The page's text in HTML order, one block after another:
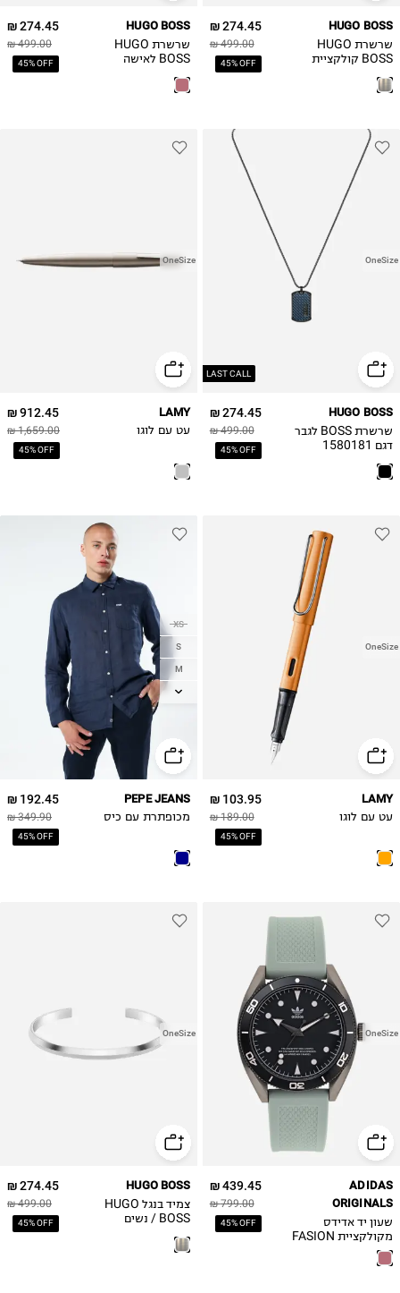
274.45 ₪
499.00 ₪
45% OFF
HUGO BOSS
שרשרת HUGO
BOSS קולקציית
274.45 ₪
499.00 ₪
45% OFF
HUGO BOSS
שרשרת HUGO
BOSS לאישה
LAST CALL
OneSize
274.45 ₪
499.00 ₪
45% OFF
HUGO BOSS
שרשרת BOSS לגבר
דגם 1580181
OneSize
912.45 ₪
1,659.00 ₪
45% OFF
LAMY
עט עם לוגו
OneSize
103.95 ₪
189.00 ₪
45% OFF
LAMY
עט עם לוגו
XS
S
M
L
192.45 ₪
349.90 ₪
45% OFF
PEPE JEANS
מכופתרת עם כיס
OneSize
439.45 ₪
799.00 ₪
45% OFF
ADIDAS
ORIGINALS
שעון יד אדידס
מקולקציית FASION
OneSize
274.45 ₪
499.00 ₪
45% OFF
HUGO BOSS
צמיד בנגל HUGO
BOSS / נשים